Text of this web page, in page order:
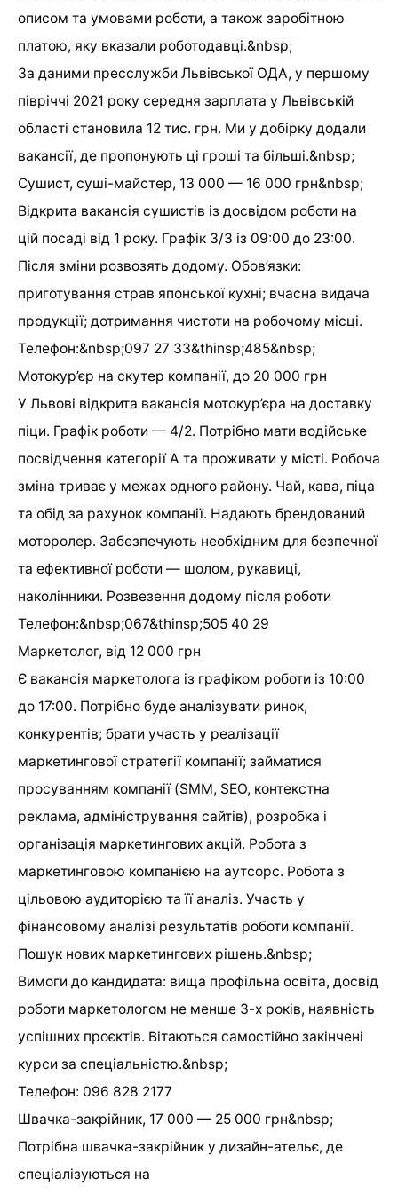
описом та умовами роботи, а також заробітною
платою, яку вказали роботодавці.&nbsp;
За даними пресслужби Львівської ОДА, у першому
півріччі 2021 року середня зарплата у Львівській
області становила 12 тис. грн. Ми у добірку додали
вакансії, де пропонують ці гроші та більші.&nbsp;
Сушист, суші-майстер, 13 000 — 16 000 грн&nbsp;
Відкрита вакансія сушистів із досвідом роботи на
цій посаді від 1 року. Графік 3/3 із 09:00 до 23:00.
Після зміни розвозять додому. Обов’язки:
приготування страв японської кухні; вчасна видача
продукції; дотримання чистоти на робочому місці.
Телефон:&nbsp;097 27 33&thinsp;485&nbsp;
Мотокур’єр на скутер компанії, до 20 000 грн
У Львові відкрита вакансія мотокур’єра на доставку
піци. Графік роботи — 4/2. Потрібно мати водійське
посвідчення категорії А та проживати у місті. Робоча
зміна триває у межах одного району. Чай, кава, піца
та обід за рахунок компанії. Надають брендований
моторолер. Забезпечують необхідним для безпечної
та ефективної роботи — шолом, рукавиці,
наколінники. Розвезення додому після роботи
Телефон:&nbsp;067&thinsp;505 40 29
Маркетолог, від 12 000 грн
Є вакансія маркетолога із графіком роботи із 10:00
до 17:00. Потрібно буде аналізувати ринок,
конкурентів; брати участь у реалізації
маркетингової стратегії компанії; займатися
просуванням компанії (SMM, SEO, контекстна
реклама, адміністрування сайтів), розробка і
організація маркетингових акцій. Робота з
маркетинговою компанією на аутсорс. Робота з
цільовою аудиторією та її аналіз. Участь у
фінансовому аналізі результатів роботи компанії.
Пошук нових маркетингових рішень.&nbsp;
Вимоги до кандидата: вища профільна освіта, досвід
роботи маркетологом не менше 3-х років, наявність
успішних проєктів. Вітаються самостійно закінчені
курси за спеціальністю.&nbsp;
Телефон: 096 828 2177
Швачка-закрійник, 17 000 — 25 000 грн&nbsp;
Потрібна швачка-закрійник у дизайн-ательє, де
спеціалізуються на